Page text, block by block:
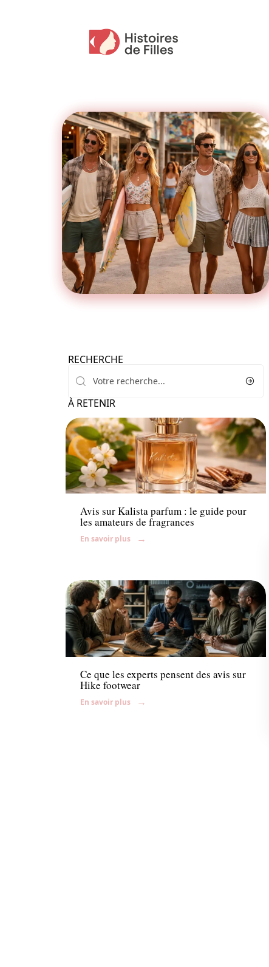
RECHERCHE
À RETENIR
Beauté
Avis sur Kalista parfum : le guide pour
les amateurs de fragrances
En savoir plus
Shopping
Ce que les experts pensent des avis sur
Hike footwear
En savoir plus